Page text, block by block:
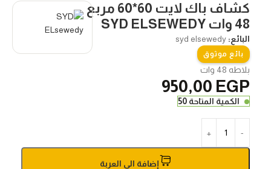
كشاف باك لايت 60*60 مربع
48 وات SYD ELSEWEDY
البائع: syd elsewedy
بائع موثوق
بلاطه 48 وات
950,00 EGP
‏الكمية المتاحة 50
إضافة الي العربة